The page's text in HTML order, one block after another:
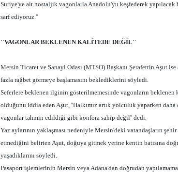
Suriye'ye ait nostaljik vagonlarla Anadolu'yu keşfederek yapılacak
sarf ediyoruz.''
''VAGONLAR BEKLENEN KALİTEDE DEĞİL''
Mersin Ticaret ve Sanayi Odası (MTSO) Başkanı Şerafettin Aşut
fazla rağbet görmeye başlamasını beklediklerini söyledi.
Seferlere beklenen ilginin gösterilmemesinde vagonların beklenen
olduğunu iddia eden Aşut, ''Halkımız artık yolculuk yaparken
vagonlar tahmin edildiği gibi konfora sahip değil'' dedi.
Yaz aylarının yaklaşması nedeniyle Mersin'deki vatandaşların şehir
etmediğini belirten Aşut, doğuya gitmek yerine kentin batısına
yaşadıklarını söyledi.
Pasaport işlemlerinin Mersin veya Adana'dan doğrudan